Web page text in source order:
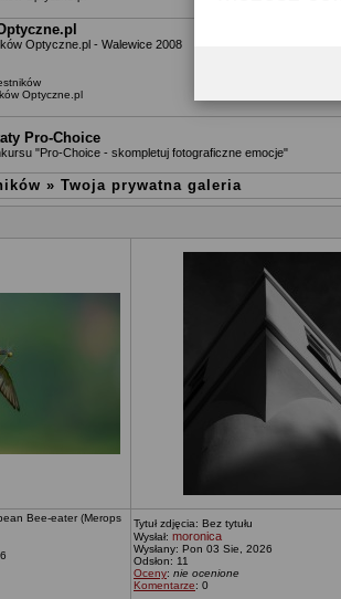
Optyczne.pl - Walewice 2008
Optyczne.pl
Pro-Choice
"Pro-Choice - skompletuj fotograficzne emocje"
» Twoja prywatna galeria
Bee-eater (Merops
Tytuł zdjęcia: Bez tytułu
Wysłał: moronica
Wysłany: Pon 03 Sie, 2026
Odsłon: 11
Oceny: nie ocenione
Komentarze: 0